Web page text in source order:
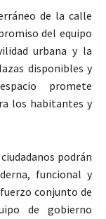
de la calle
del equipo
urbana y la
disponibles y
promete
los habitantes y
podrán
funcional y
conjunto de
de gobierno